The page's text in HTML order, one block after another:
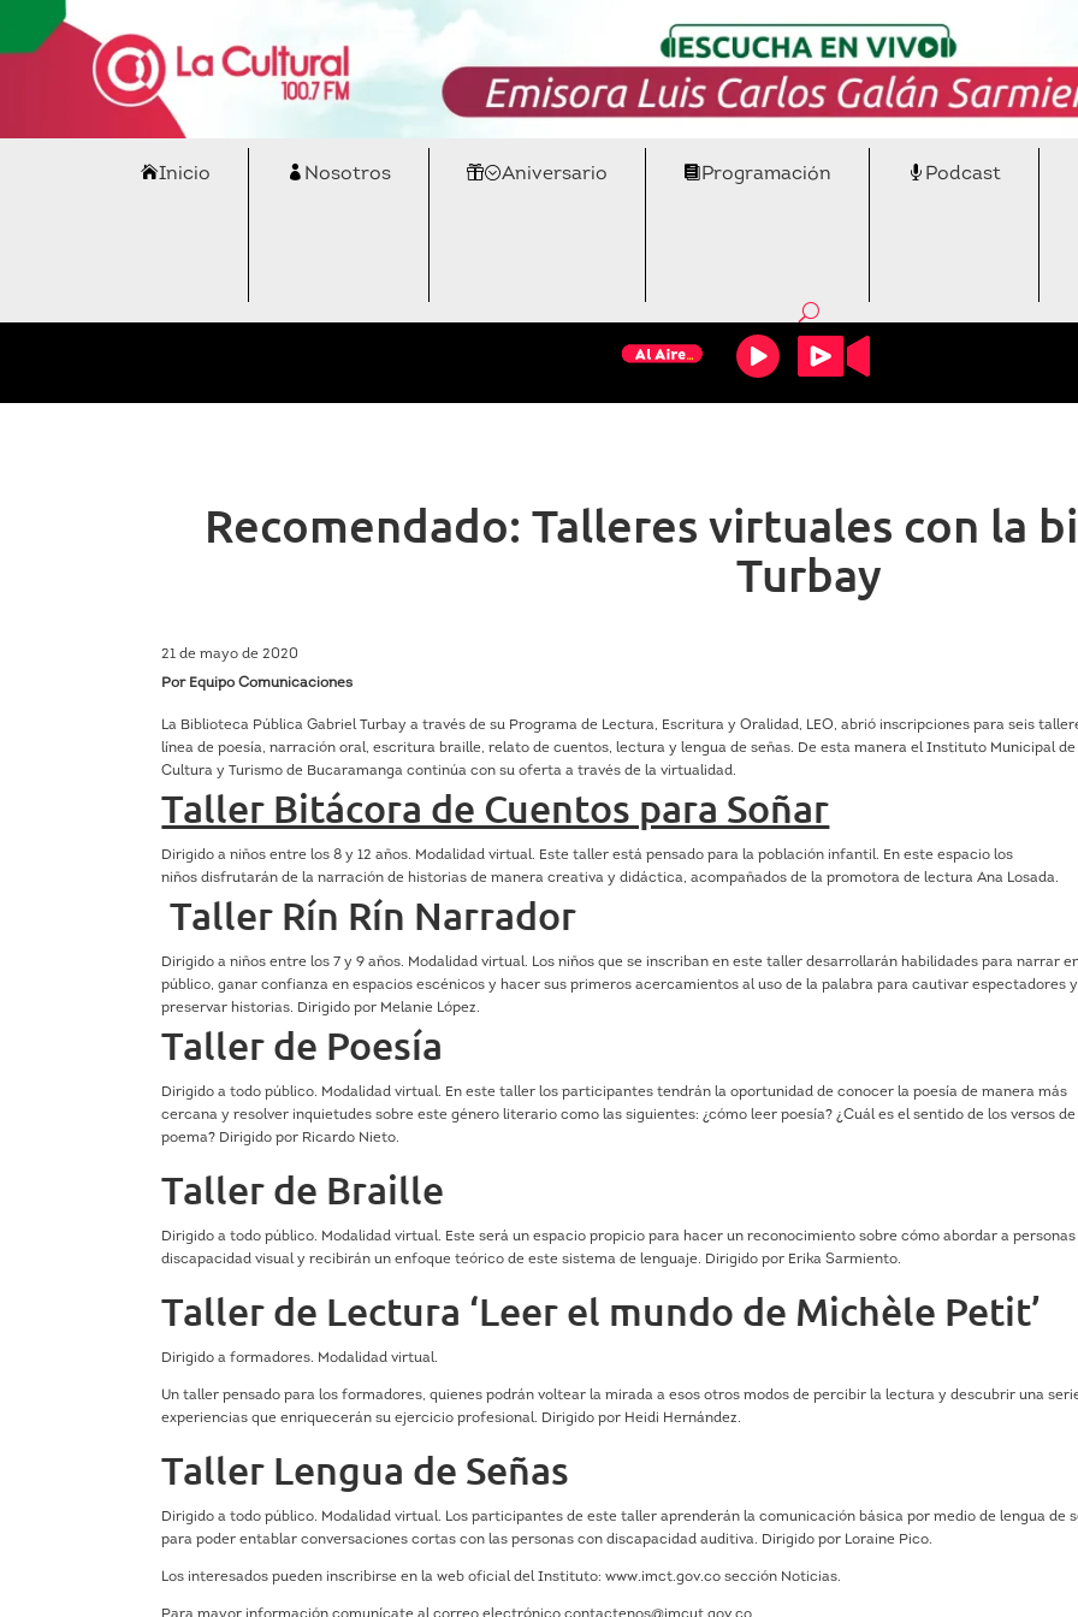
Inicio Nosotros Aniversario Programación Podcast
Recomendado: Talleres virtuales con la
Turbay
21 de mayo de 2020
Por Equipo Comunicaciones
La Biblioteca Pública Gabriel Turbay a través de su Programa de Lectura, Escritura y Oralidad, LEO, abrió inscripciones para seis
línea de poesía, narración oral, escritura braille, relato de cuentos, lectura y lengua de señas. De esta manera el Instituto Municipal de
Cultura y Turismo de Bucaramanga continúa con su oferta a través de la virtualidad.
Taller Bitácora de Cuentos para Soñar
Dirigido a niños entre los 8 y 12 años. Modalidad virtual. Este taller está pensado para la población infantil. En este espacio los
niños disfrutarán de la narración de historias de manera creativa y didáctica, acompañados de la promotora de lectura Ana Losada.
Taller Rín Rín Narrador
Dirigido a niños entre los 7 y 9 años. Modalidad virtual. Los niños que se inscriban en este taller desarrollarán habilidades para narrar
público, ganar confianza en espacios escénicos y hacer sus primeros acercamientos al uso de la palabra para cautivar espectadores y
preservar historias. Dirigido por Melanie López.
Taller de Poesía
Dirigido a todo público. Modalidad virtual. En este taller los participantes tendrán la oportunidad de conocer la poesía de manera más
cercana y resolver inquietudes sobre este género literario como las siguientes: ¿cómo leer poesía? ¿Cuál es el sentido de los versos de
poema? Dirigido por Ricardo Nieto.
Taller de Braille
Dirigido a todo público. Modalidad virtual. Este será un espacio propicio para hacer un reconocimiento sobre cómo abordar a personas
discapacidad visual y recibirán un enfoque teórico de este sistema de lenguaje. Dirigido por Erika Sarmiento.
Taller de Lectura ‘Leer el mundo de Michèle Petit’
Dirigido a formadores. Modalidad virtual.
Un taller pensado para los formadores, quienes podrán voltear la mirada a esos otros modos de percibir la lectura y descubrir una
experiencias que enriquecerán su ejercicio profesional. Dirigido por Heidi Hernández.
Taller Lengua de Señas
Dirigido a todo público. Modalidad virtual. Los participantes de este taller aprenderán la comunicación básica por medio de lengua de
para poder entablar conversaciones cortas con las personas con discapacidad auditiva. Dirigido por Loraine Pico.
Los interesados pueden inscribirse en la web oficial del Instituto: www.imct.gov.co sección Noticias.